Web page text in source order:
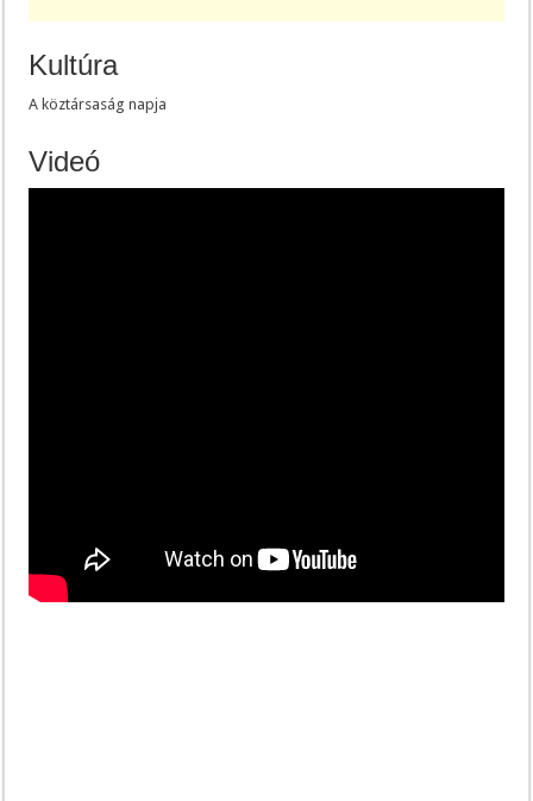
Kultúra
A köztársaság napja
Videó